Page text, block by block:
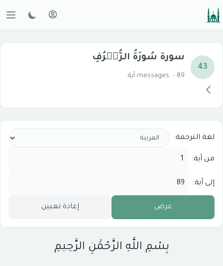
43
سورة سُورَةُ الزُّخۡرُفِ
messages. - 89 آية
لغة الترجمة:
من آية:
إلى آية:
عرض إعادة تعيين
بِسْمِ اللَّهِ الرَّحْمَٰنِ الرَّحِيمِ